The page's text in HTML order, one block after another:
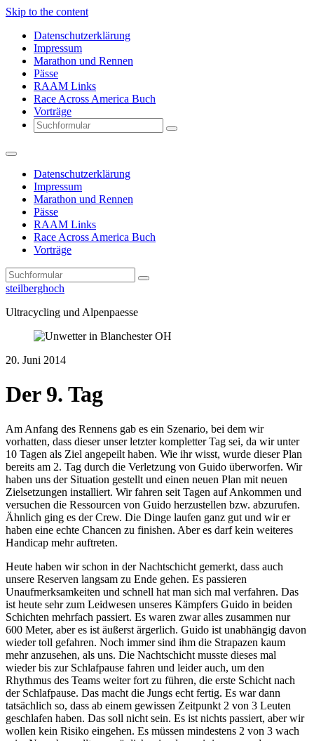
Skip to the content
Datenschutzerklärung
Impressum
Marathon und Rennen
Pässe
RAAM Links
Race Across America Buch
Vorträge
Search
Datenschutzerklärung
Impressum
Marathon und Rennen
Pässe
RAAM Links
Race Across America Buch
Vorträge
Search
steilberghoch
Ultracycling und Alpenpaesse
20. Juni 2014
Der 9. Tag
Am Anfang des Rennens gab es ein Szenario, bei dem wir
vorhatten, dass dieser unser letzter kompletter Tag sei, da wir unter
10 Tagen als Ziel angepeilt haben. Wie ihr wisst, wurde dieser Plan
bereits am 2. Tag durch die Verletzung von Guido überworfen. Wir
haben uns der Situation gestellt und einen neuen Plan mit neuen
Zielsetzungen installiert. Wir fahren seit Tagen auf Ankommen und
versuchen die Ressourcen von Guido herzustellen bzw. abzurufen.
Ähnlich ging es der Crew. Die Dinge laufen ganz gut und wir er
haben eine echte Chancen zu finishen. Aber es darf kein weiteres
Handicap mehr auftreten.
Heute haben wir schon in der Nachtschicht gemerkt, dass auch
unsere Reserven langsam zu Ende gehen. Es passieren
Unaufmerksamkeiten und schnell hat man sich mal verfahren. Das
ist heute sehr zum Leidwesen unseres Kämpfers Guido in beiden
Schichten mehrfach passiert. Es waren zwar alles zusammen nur
600 Meter, aber es ist äußerst ärgerlich. Guido ist unabhängig davon
wieder toll gefahren. Noch immer sind ihm die Strapazen kaum
mehr anzusehen, als uns. Die Nachtschicht musste dieses mal
wieder bis zur Schlafpause fahren und leider auch, um den
Rhythmus des Teams weiter fort zu führen, die erste Schicht nach
der Schlafpause. Das macht die Jungs echt fertig. Es war dann
tatsächlich so, dass ab einem gewissen Zeitpunkt 2 von 3 Leuten
geschlafen haben. Das soll nicht sein. Es ist nichts passiert, aber wir
wollen kein Risiko eingehen. Es müssen mindestens 2 von 3 wach